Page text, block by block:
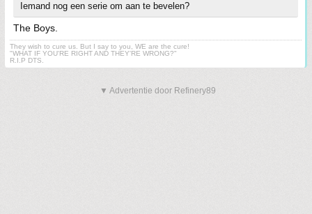
Iemand nog een serie om aan te bevelen?
The Boys.
They wish to cure us. But I say to you, WE are the cure!
"WHAT IF YOU'RE RIGHT AND THEY'RE WRONG?"
R.I.P DTS.
▼ Advertentie door Refinery89